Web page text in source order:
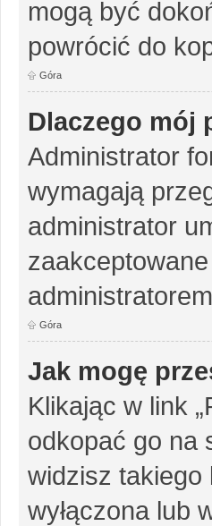
mogą być
powrócić do
Góra
Dlaczego mój
Administrator
wymagają
administrator
Góra
Jak mogę
Klikając w link
odkopać go na
widzisz takiego
wyłączona lub